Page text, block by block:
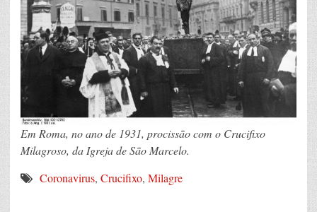
Em Roma, no ano de 1931, procissão com o Crucifixo
Milagroso, da Igreja de São Marcelo.
Coronavirus, Crucifixo, Milagre